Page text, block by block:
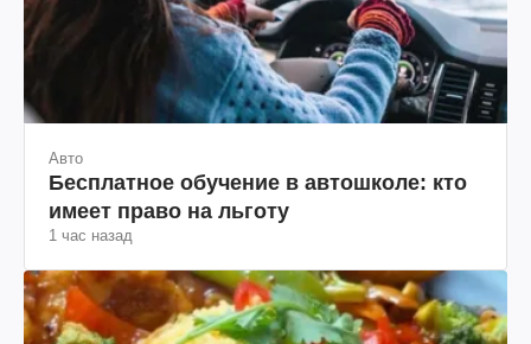
Авто
Бесплатное обучение в автошколе: кто
имеет право на льготу
1 час назад